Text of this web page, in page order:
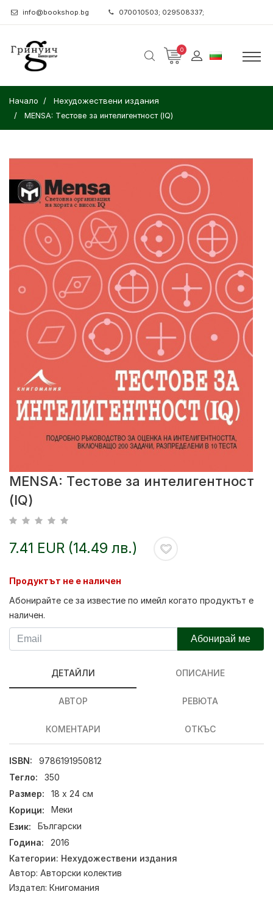
info@bookshop.bg 070010503; 029508337;
0
Начало Нехудожествени издания
МENSA: Tестове за интелигентност (IQ)
МENSA: Tестове за интелигентност
(IQ)
7.41 EUR (14.49 лв.)
Продуктът не е наличен
Абонирайте се за известие по имейл когато продуктът е
наличен.
Абонирай ме
ДЕТАЙЛИ ОПИСАНИЕ
АВТОР РЕВЮТА
КОМЕНТАРИ ОТКЪС
ISBN:
9786191950812
Тегло:
350
Размер:
18 х 24 см
Корици:
Меки
Език:
Български
Година:
2016
Категории: Нехудожествени издания
Автор: Авторски колектив
Издател: Книгомания